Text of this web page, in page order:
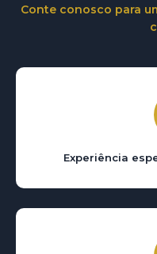
Conte conosco para
Experiência